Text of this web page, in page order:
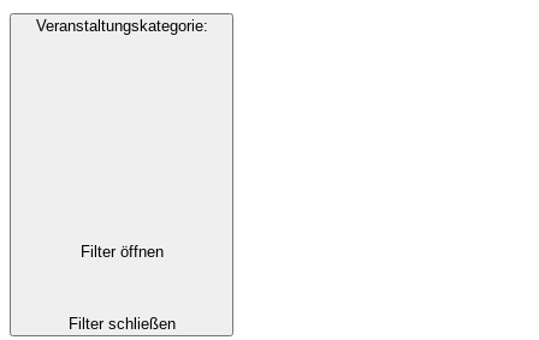
Veranstaltungskategorie:
Filter öffnen
Filter schließen